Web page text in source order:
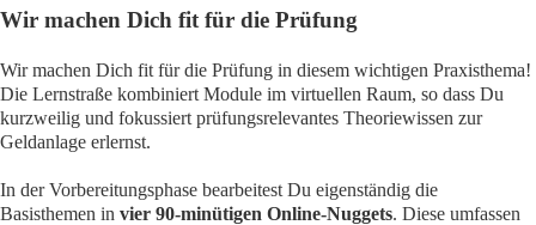
Wir machen Dich fit für die Prüfung
Wir machen Dich fit für die Prüfung in diesem wichtigen Praxisthema!
Die Lernstraße kombiniert Module im virtuellen Raum, so dass Du
kurzweilig und fokussiert prüfungsrelevantes Theoriewissen zur
Geldanlage erlernst.
In der Vorbereitungsphase bearbeitest Du eigenständig die
Basisthemen in vier 90-minütigen Online-Nuggets. Diese umfassen